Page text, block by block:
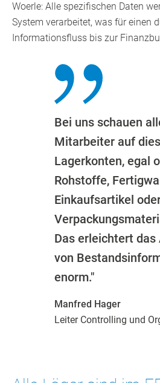
Woerle: Alle spezifischen Daten
System verarbeitet, was für einen
Informationsfluss bis zur
Bei uns schauen
Mitarbeiter auf
Lagerkonten, egal
Rohstoffe,
Einkaufsartikel
Das erleichtert das
von
enorm."
Manfred Hager
Leiter Controlling und